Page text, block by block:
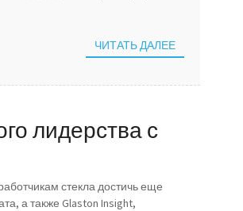
ЧИТАТЬ ДАЛЕЕ
лидерства с
стекла достичь еще
а также Glaston Insight,